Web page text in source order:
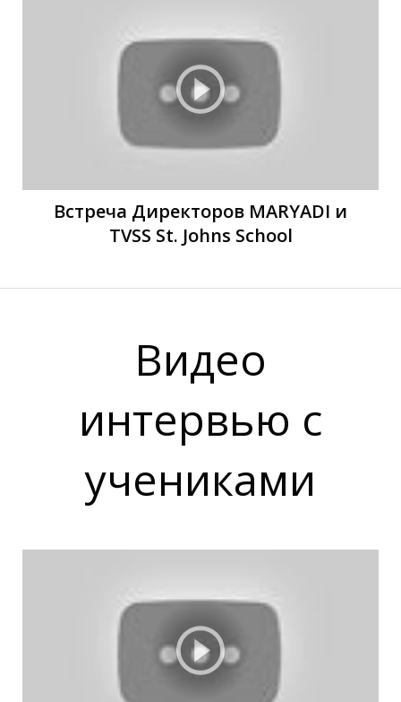
Т
З
Т
З
Встреча Директоров MARYADI и
TVSS St. Johns School
Видео
интервью с
учениками